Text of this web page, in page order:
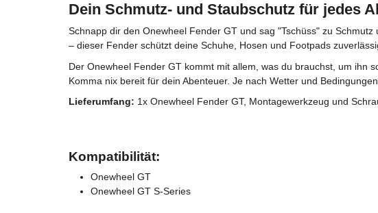
Dein Schmutz- und Staubschutz für jedes
Schnapp dir den Onewheel Fender GT und sag "Tschüss" zu
– dieser Fender schützt deine Schuhe, Hosen und Footpads
Der Onewheel Fender GT kommt mit allem, was du brauchst, um ihn
Komma nix bereit für dein Abenteuer. Je nach Wetter und
Lieferumfang: 1x Onewheel Fender GT, Montagewerkzeug und
Kompatibilität:
Onewheel GT
Onewheel GT S-Series